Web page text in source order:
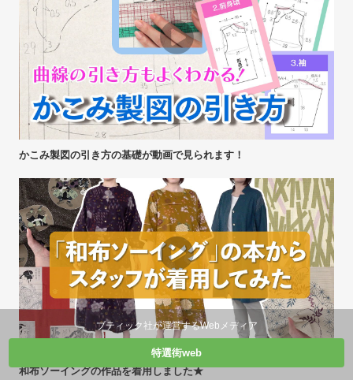
かこみ製図の引き方の基礎が動画で見られます！
和布ソーイングの作品を着用しました★
ブティック社が運営するWebメディア
特選街web